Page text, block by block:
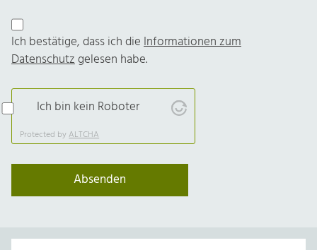
Ich bestätige, dass ich dieInformationen zum
Datenschutzgelesen habe.
Ich bin kein Roboter
Protected byALTCHA